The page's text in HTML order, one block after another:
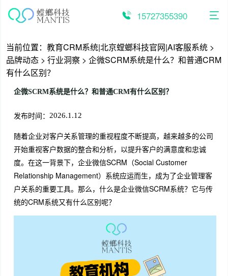
15727355390
当前位置： 教育CRM系统|北京螳螂科技官网|AI客服系统 >
品牌动态 > 行业洞察 > 企微SCRM系统是什么？和普通CRM
有什么区别？
企微SCRM系统是什么？和普通CRM有什么区别？
发布时间： 2026.1.12
随着企业对客户关系管理的重视程度不断提高，越来越多的公司
开始重视客户数据的整合和分析，以提升客户的满意度和忠诚
度。在这一背景下，企业微信SCRM（Social Customer
Relationship Management）系统应运而生，成为了企业管理客
户关系的重要工具。那么，什么是企业微信SCRM系统？它与传
统的CRM系统又有什么区别呢？